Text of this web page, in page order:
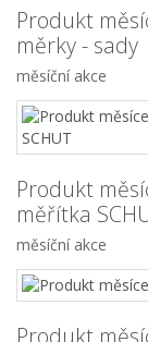
Produkt
měrky - sady
měsíční akce
Produkt
měřítka
měsíční akce
Produkt